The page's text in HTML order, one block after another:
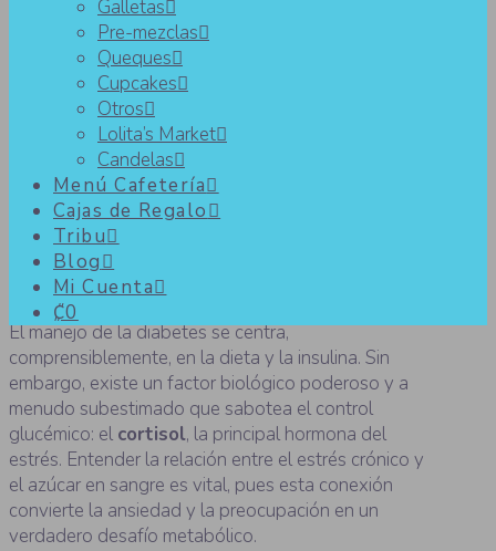
Galletas
Pre-mezclas
Queques
Cupcakes
Otros
Lolita’s Market
Candelas
Menú Cafetería
Cajas de Regalo
Tribu
Blog
Mi Cuenta
₡0
El enemigo silencioso: cómo el
cortisol sube tu glucosa
El manejo de la diabetes se centra,
comprensiblemente, en la dieta y la insulina. Sin
embargo, existe un factor biológico poderoso y a
menudo subestimado que sabotea el control
glucémico: el cortisol, la principal hormona del
estrés. Entender la relación entre el estrés crónico y
el azúcar en sangre es vital, pues esta conexión
convierte la ansiedad y la preocupación en un
verdadero desafío metabólico.